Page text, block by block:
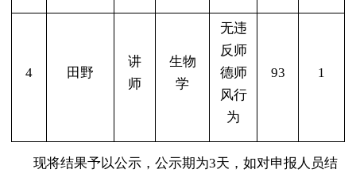
4 田野
讲
师
生物
学
无违
反师
德师
风行
为
93 1
现将结果予以公示，公示期为3天，如对申报人员结